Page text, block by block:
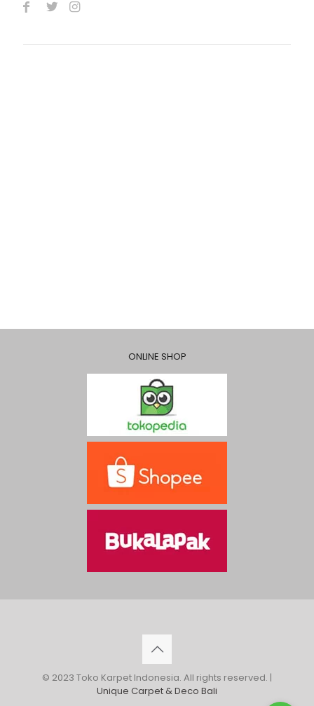
ONLINE SHOP
© 2023 Toko Karpet Indonesia. All rights reserved. |
Unique Carpet & Deco Bali